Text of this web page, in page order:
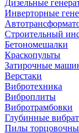
Дизельные
Инверторные
Строительный
Бетономешалки
Краскопульты
Затирочные
Верстаки
Вибротехника
Виброплиты
Вибротрамбовки
Глубинные
Пилы